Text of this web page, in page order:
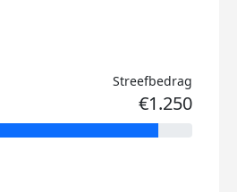
Streefbedrag
€1.250